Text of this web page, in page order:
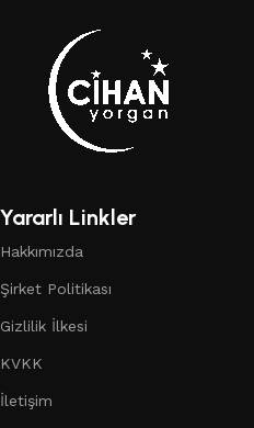
Yararlı Linkler
Hakkımızda
Şirket Politikası
Gizlilik İlkesi
KVKK
İletişim